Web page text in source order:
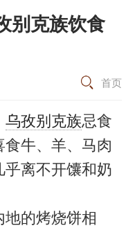
别克族饮食
首页
乌孜别克族忌食
牛、羊、马肉
离不开馕和奶
的烤烧饼相